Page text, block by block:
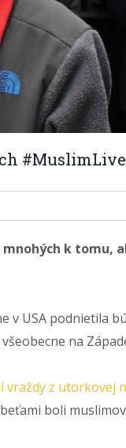
k tomu,
v USA podnietila
na
vraždy z utorkovej
boli